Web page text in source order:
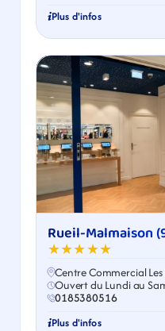
Plus d'infos
Rueil-Malmaison
★★★★★
Centre Commercial Les
Ouvert du Lundi au
0185380516
Plus d'infos